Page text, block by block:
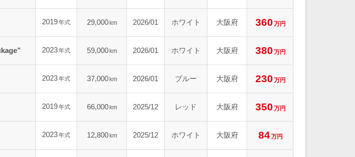
2019年式 29,000 km 2026/01 ホワイト 大阪府 360 万円
2023年式 59,000 km 2026/01 ホワイト 大阪府 380 万円
2023年式 37,000 km 2026/01 ブルー 大阪府 230 万円
2019年式 66,000 km 2025/12 レッド 大阪府 350 万円
2023年式 12,800 km 2025/12 ホワイト 大阪府 84万円